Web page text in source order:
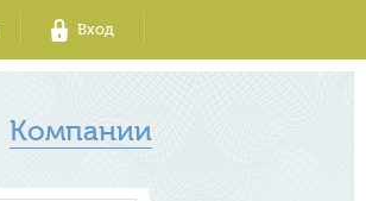
Вход
Компании